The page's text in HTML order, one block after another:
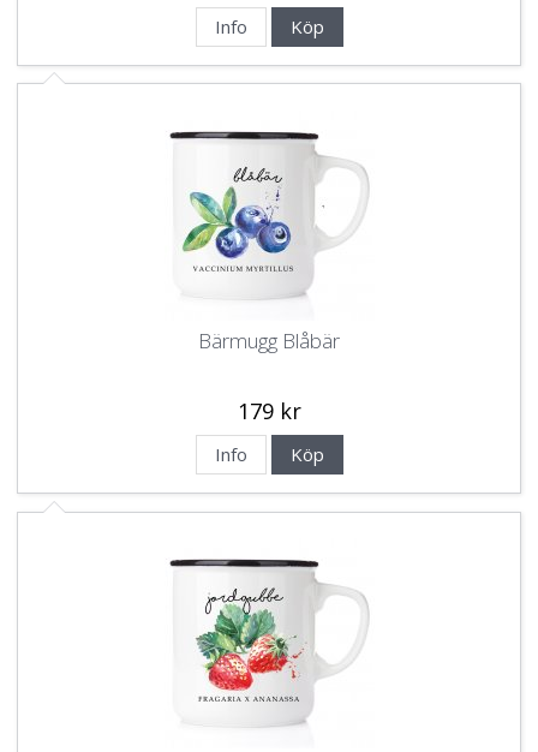
Info Köp
Bärmugg Blåbär
179 kr
Info Köp